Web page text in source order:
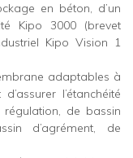
en béton, d’un
Kipo 3000 (brevet
Kipo Vision 1
adaptables à
l’étanchéité
de bassin
d’agrément, de